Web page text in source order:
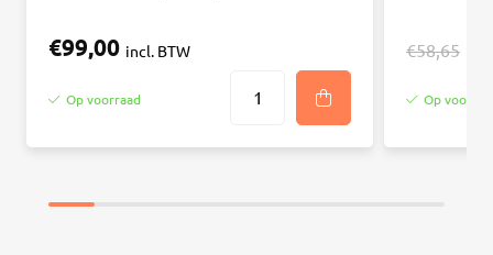
€99,00 incl. BTW
Op voorraad
€58,65
Op